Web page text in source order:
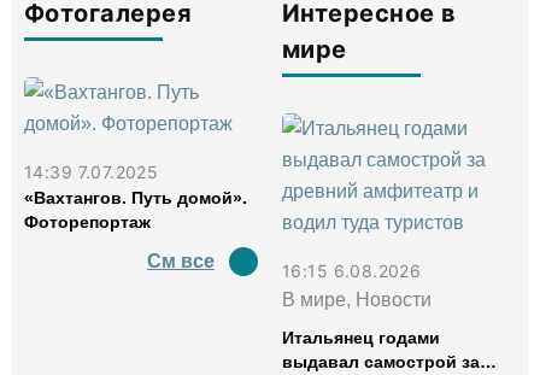
Фотогалерея
14:39 7.07.2025
«Вахтангов. Путь домой».
Фоторепортаж
См все
Интересное в
мире
16:15 6.08.2026
В мире, Новости
Итальянец годами
выдавал самострой за